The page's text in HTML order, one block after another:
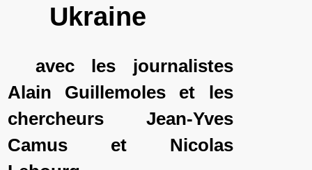
Ukraine
avec les journalistes
Alain Guillemoles et les
chercheurs Jean-Yves
Camus et Nicolas